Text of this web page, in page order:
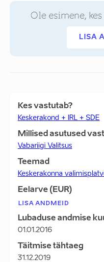
Ole esimene,
LISA
Kes vastutab?
Keskerakond + IRL + SDE
Millised asutused
Vabariigi Valitsus
Teemad
Keskerakonna
Eelarve (EUR)
LISA ANDMEID
Lubaduse andmise
01.01.2016
Täitmise tähtaeg
31.12.2019